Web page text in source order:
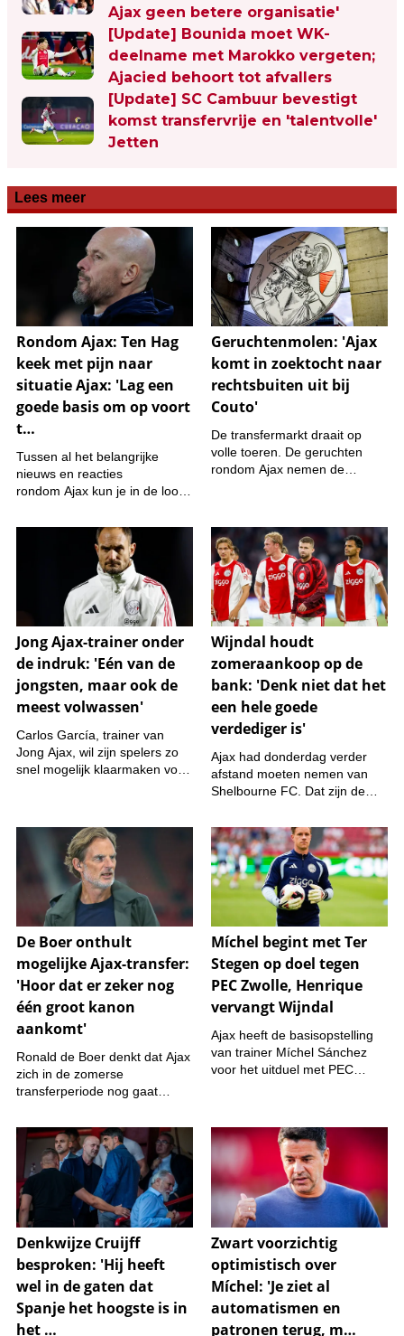
Ajax geen betere organisatie'
[Update] Bounida moet WK-
deelname met Marokko vergeten;
Ajacied behoort tot afvallers
[Update] SC Cambuur bevestigt
komst transfervrije en 'talentvolle'
Jetten